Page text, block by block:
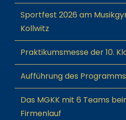
Sportfest 2026 am
Kollwitz
Praktikumsmesse der 10.
Aufführung des Programms
Das MGKK mit 6 Teams
Firmenlauf